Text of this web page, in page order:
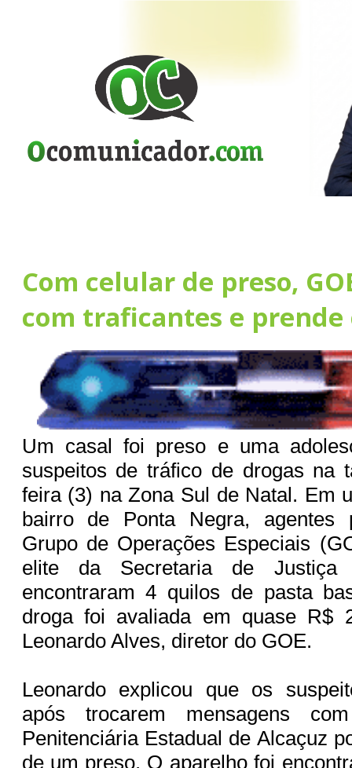
Com celular de preso,
com traficantes e prende
Um casal foi preso e uma
suspeitos de tráfico de drogas na
feira (3) na Zona Sul de Natal. Em
bairro de Ponta Negra, agentes
Grupo de Operações Especiais
elite da Secretaria de
encontraram 4 quilos de pasta
droga foi avaliada em quase R$
Leonardo Alves, diretor do GOE.
Leonardo explicou que os
após trocarem mensagens
Penitenciária Estadual de Alcaçuz
de um preso. O aparelho foi